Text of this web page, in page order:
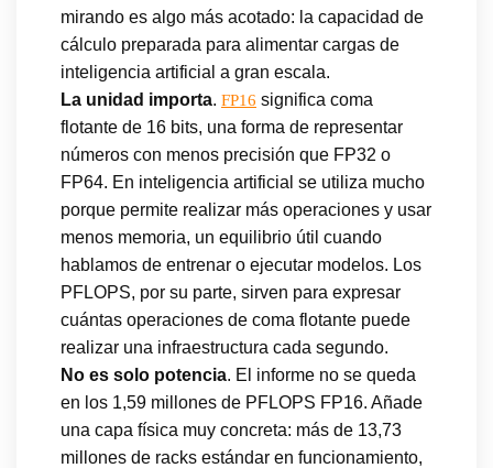
mirando es algo más acotado: la capacidad de
cálculo preparada para alimentar cargas de
inteligencia artificial a gran escala.
La unidad importa. FP16 significa coma
flotante de 16 bits, una forma de representar
números con menos precisión que FP32 o
FP64. En inteligencia artificial se utiliza mucho
porque permite realizar más operaciones y usar
menos memoria, un equilibrio útil cuando
hablamos de entrenar o ejecutar modelos. Los
PFLOPS, por su parte, sirven para expresar
cuántas operaciones de coma flotante puede
realizar una infraestructura cada segundo.
No es solo potencia. El informe no se queda
en los 1,59 millones de PFLOPS FP16. Añade
una capa física muy concreta: más de 13,73
millones de racks estándar en funcionamiento,